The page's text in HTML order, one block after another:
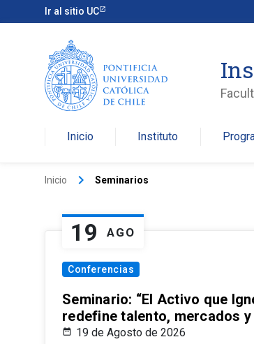
Ir al sitio UC
Inicio Instituto
Inicio keyboard_arrow_right Seminarios
19 AGO
Conferencias
Seminario: “El Activo que
redefine talento, mercados
19 de Agosto de 2026